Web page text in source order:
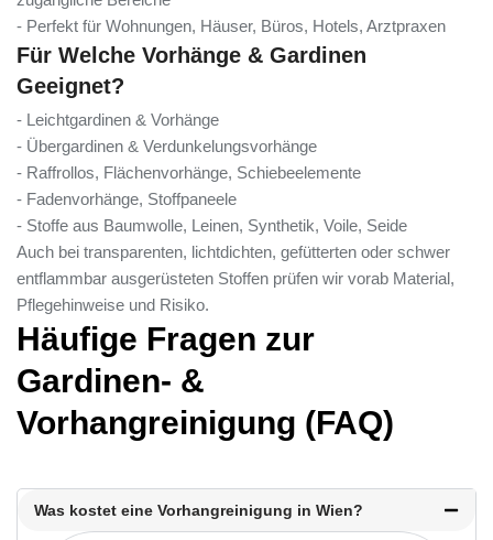
- Perfekt für Wohnungen, Häuser, Büros, Hotels, Arztpraxen
Für Welche Vorhänge & Gardinen
Geeignet?
- Leichtgardinen & Vorhänge
- Übergardinen & Verdunkelungsvorhänge
- Raffrollos, Flächenvorhänge, Schiebeelemente
- Fadenvorhänge, Stoffpaneele
- Stoffe aus Baumwolle, Leinen, Synthetik, Voile, Seide
Auch bei transparenten, lichtdichten, gefütterten oder schwer
entflammbar ausgerüsteten Stoffen prüfen wir vorab Material,
Pflegehinweise und Risiko.
Häufige Fragen zur
Gardinen- &
Vorhangreinigung (FAQ)
Was kostet eine Vorhangreinigung in Wien?